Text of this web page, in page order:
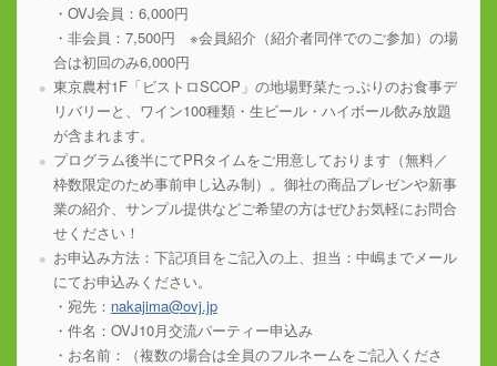
・OVJ会員：6,000円
・非会員：7,500円 ※会員紹介（紹介者同伴でのご参加）の場
合は初回のみ6,000円
東京農村1F「ビストロSCOP」の地場野菜たっぷりのお食事デ
リバリーと、ワイン100種類・生ビール・ハイボール飲み放題
が含まれます。
プログラム後半にてPRタイムをご用意しております（無料／
枠数限定のため事前申し込み制）。御社の商品プレゼンや新事
業の紹介、サンプル提供などご希望の方はぜひお気軽にお問合
せください！
お申込み方法：下記項目をご記入の上、担当：中嶋までメール
にてお申込みください。
・宛先： nakajima@ovj.jp
・件名：OVJ10月交流パーティー申込み
・お名前：（複数の場合は全員のフルネームをご記入くださ